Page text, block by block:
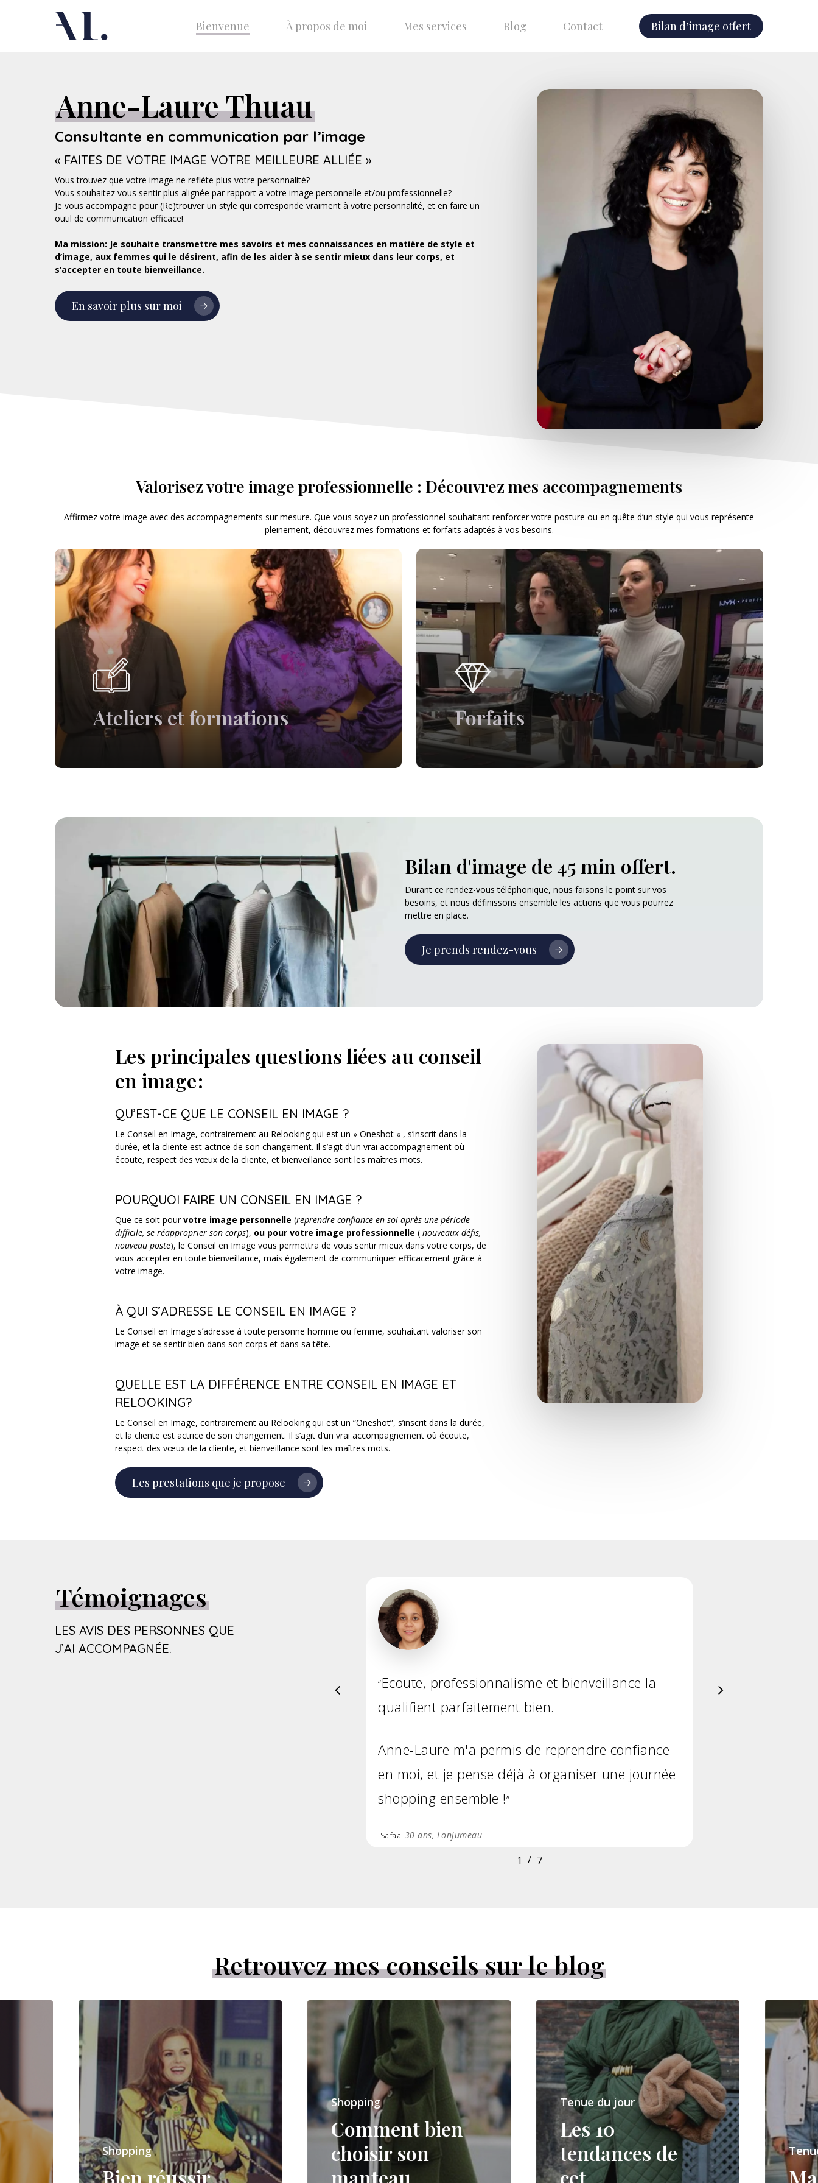
Bienvenue À propos de moi Mes services Blog Contact Bilan d’image offert
Anne-Laure Thuau
Consultante en communication par l’image
« FAITES DE VOTRE IMAGE VOTRE MEILLEURE ALLIÉE »
Vous trouvez que votre image ne reflète plus votre personnalité?
Vous souhaitez vous sentir plus alignée par rapport a votre image personnelle et/ou professionnelle?
Je vous accompagne pour (Re)trouver un style qui corresponde vraiment à votre personnalité, et en faire un
outil de communication efficace!
Ma mission: Je souhaite transmettre mes savoirs et mes connaissances en matière de style et
d’image, aux femmes qui le désirent, afin de les aider à se sentir mieux dans leur corps, et
s’accepter en toute bienveillance.
En savoir plus sur moi
Valorisez votre image professionnelle : Découvrez mes accompagnements
Affirmez votre image avec des accompagnements sur mesure. Que vous soyez un professionnel souhaitant renforcer votre posture ou en quête d’un style qui vous représente
pleinement, découvrez mes formations et forfaits adaptés à vos besoins.
Ateliers et formations Forfaits
Bilan d'image de 45 min offert.
Durant ce rendez-vous téléphonique, nous faisons le point sur vos
besoins, et nous définissons ensemble les actions que vous pourrez
mettre en place.
Je prends rendez-vous
Les principales questions liées au conseil
en image :
QU’EST-CE QUE LE CONSEIL EN IMAGE ?
Le Conseil en Image, contrairement au Relooking qui est un » Oneshot « , s’inscrit dans la
durée, et la cliente est actrice de son changement. Il s’agit d’un vrai accompagnement où
écoute, respect des vœux de la cliente, et bienveillance sont les maîtres mots.
POURQUOI FAIRE UN CONSEIL EN IMAGE ?
Que ce soit pourvotre image personnelle (reprendre confiance en soi après une période
difficile, se réapproprier son corps), ou pour votre image professionnelle (nouveaux défis,
nouveau poste), le Conseil en Image vous permettra de vous sentir mieux dans votre corps, de
vous accepter en toute bienveillance, mais également de communiquer efficacement grâce à
votre image.
À QUI S’ADRESSE LE CONSEIL EN IMAGE ?
Le Conseil en Image s’adresse à toute personne homme ou femme, souhaitant valoriser son
image et se sentir bien dans son corps et dans sa tête.
QUELLE EST LA DIFFÉRENCE ENTRE CONSEIL EN IMAGE ET
RELOOKING?
Le Conseil en Image, contrairement au Relooking qui est un “Oneshot”, s’inscrit dans la durée,
et la cliente est actrice de son changement. Il s’agit d’un vrai accompagnement où écoute,
respect des vœux de la cliente, et bienveillance sont les maîtres mots.
Les prestations que je propose
Témoignages
LES AVIS DES PERSONNES QUE
J’AI ACCOMPAGNÉE.
“Ecoute, professionnalisme et bienveillance la
qualifient parfaitement bien.
Anne-Laure m'a permis de reprendre confiance
en moi, et je pense déjà à organiser une journée
shopping ensemble !”
Safaa 30 ans, Lonjumeau
1 2 3
/ 7
Retrouvez mes conseils sur le blog
Shopping
Bien réussir
Shopping
Comment bien
choisir son
manteau
Tenue du jour
Les 10
tendances de
cet